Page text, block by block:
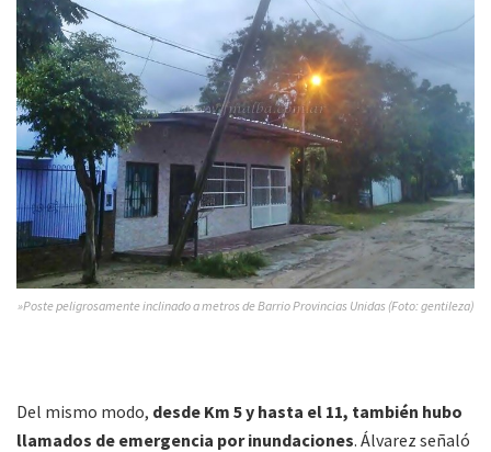
»Poste peligrosamente inclinado a metros de Barrio Provincias Unidas (Foto: gentileza)
Del mismo modo, desde Km 5 y hasta el 11, también hubo
llamados de emergencia por inundaciones. Álvarez señaló